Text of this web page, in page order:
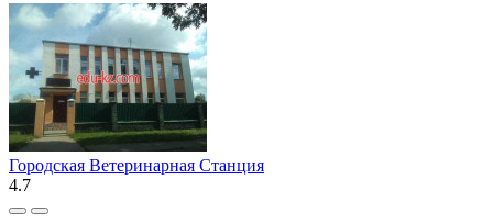
Городская Ветеринарная Станция
4.7